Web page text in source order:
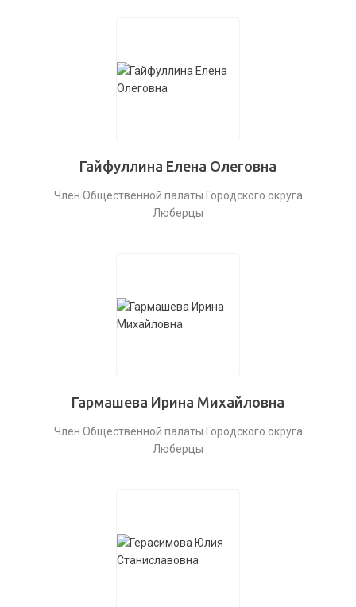
Гайфуллина Елена Олеговна
Член Общественной палаты Городского округа
Люберцы
Гармашева Ирина Михайловна
Член Общественной палаты Городского округа
Люберцы